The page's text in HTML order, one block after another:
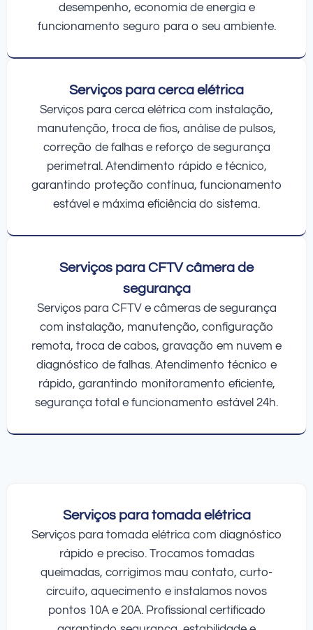
desempenho, economia de energia e
funcionamento seguro para o seu ambiente.
Serviços para cerca elétrica
Serviços para cerca elétrica com instalação,
manutenção, troca de fios, análise de pulsos,
correção de falhas e reforço de segurança
perimetral. Atendimento rápido e técnico,
garantindo proteção contínua, funcionamento
estável e máxima eficiência do sistema.
Serviços para CFTV câmera de
segurança
Serviços para CFTV e câmeras de segurança
com instalação, manutenção, configuração
remota, troca de cabos, gravação em nuvem e
diagnóstico de falhas. Atendimento técnico e
rápido, garantindo monitoramento eficiente,
segurança total e funcionamento estável 24h.
Serviços para tomada elétrica
Serviços para tomada elétrica com diagnóstico
rápido e preciso. Trocamos tomadas
queimadas, corrigimos mau contato, curto-
circuito, aquecimento e instalamos novos
pontos 10A e 20A. Profissional certificado